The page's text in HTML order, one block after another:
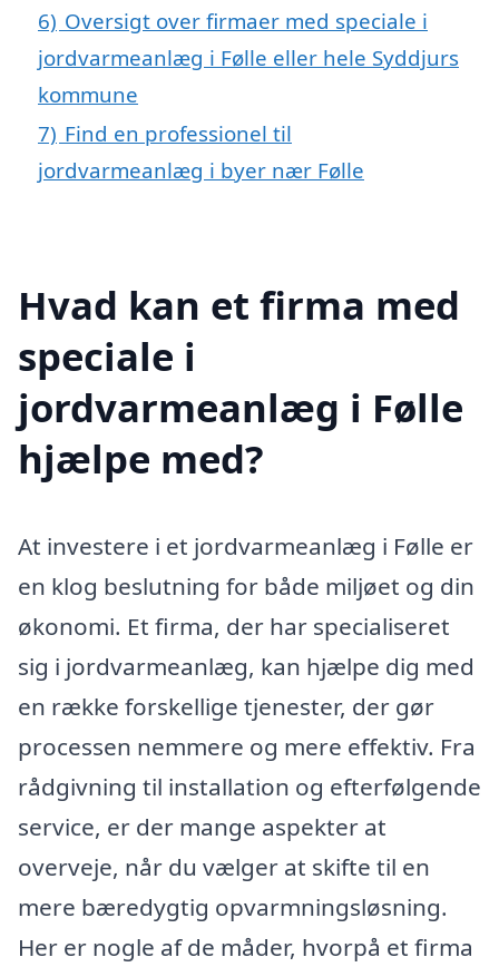
6) Oversigt over firmaer med speciale i
jordvarmeanlæg i Følle eller hele Syddjurs
kommune
7) Find en professionel til
jordvarmeanlæg i byer nær Følle
Hvad kan et firma med
speciale i
jordvarmeanlæg i Følle
hjælpe med?
At investere i et jordvarmeanlæg i Følle er
en klog beslutning for både miljøet og din
økonomi. Et firma, der har specialiseret
sig i jordvarmeanlæg, kan hjælpe dig med
en række forskellige tjenester, der gør
processen nemmere og mere effektiv. Fra
rådgivning til installation og efterfølgende
service, er der mange aspekter at
overveje, når du vælger at skifte til en
mere bæredygtig opvarmningsløsning.
Her er nogle af de måder, hvorpå et firma